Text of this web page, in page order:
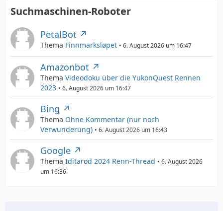
Suchmaschinen-Roboter
PetalBot
Thema Finnmarksløpet 6. August 2026 um 16:47
Amazonbot
Thema Videodoku über die YukonQuest Rennen
2023
6. August 2026 um 16:47
Bing
Thema Ohne Kommentar (nur noch
Verwunderung)
6. August 2026 um 16:43
Google
Thema Iditarod 2024 Renn-Thread
6. August 2026
um 16:36